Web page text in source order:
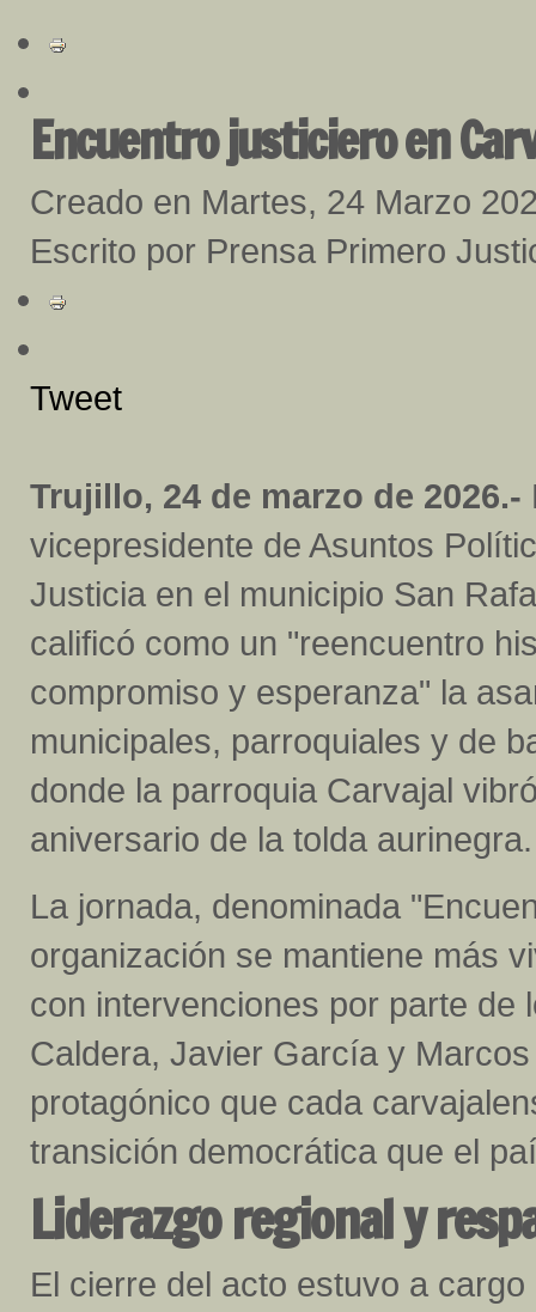
Encuentro justiciero en
Creado en Martes, 24 Marzo
Escrito por Prensa Primero
Tweet
Trujillo, 24 de marzo de 2026.-
vicepresidente de Asuntos
Justicia en el municipio San
calificó como un "reencuentro
compromiso y esperanza" la
municipales, parroquiales y de
donde la parroquia Carvajal
aniversario de la tolda aurinegra.
La jornada, denominada
organización se mantiene más
con intervenciones por parte de
Caldera, Javier García y
protagónico que cada
transición democrática que el
Liderazgo regional y
El cierre del acto estuvo a